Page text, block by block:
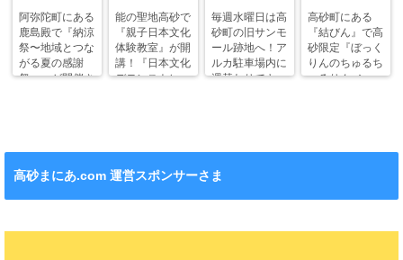
阿弥陀町にある
鹿島殿で『納涼
祭〜地域とつな
がる夏の感謝
祭〜』が開催さ
能の聖地高砂で
『親子日本文化
体験教室』が開
講！『日本文化
デモンストレー
毎週水曜日は高
砂町の旧サンモ
ール跡地へ！ア
ルカ駐車場内に
週替わりでキッ
高砂町にある
『結びん』で高
砂限定『ぼっく
りんのちゅるち
ゅるりん♪シー
高砂まにあ.com 運営スポンサーさま